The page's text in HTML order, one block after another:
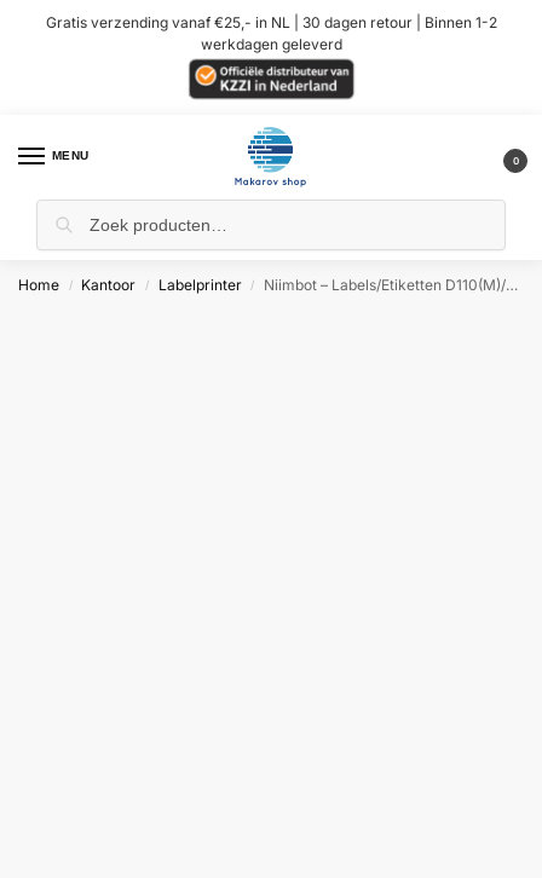
Gratis verzending vanaf €25,- in NL | 30 dagen retour | Binnen 1-2
werkdagen geleverd
MENU 0
Home / Kantoor / Labelprinter / Niimbot – Labels/Etiketten D110(M)/D11(H)/H1S/D101 – 14x22mm – Wit